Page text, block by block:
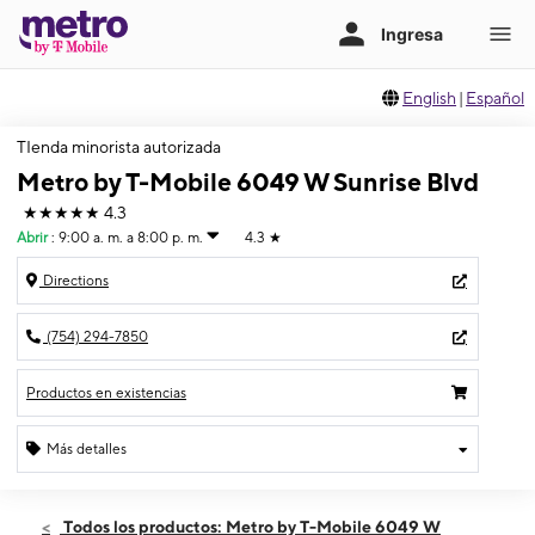
English | Español
TIenda minorista autorizada
Metro by T-Mobile 6049 W Sunrise Blvd
★★★★★ 4.3
Abrir : 9:00 a. m. a 8:00 p. m. 4.3 ★
Directions
(754) 294-7850
Productos en existencias
Más detalles
Sábado:9:00 a. m. a 8:00 p. m.
Todos los productos: Metro by T-Mobile 6049 W